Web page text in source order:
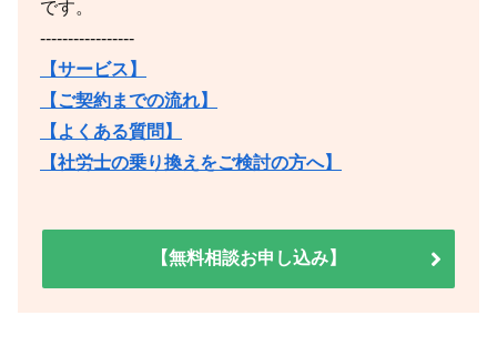
です。
-----------------
【サービス】
【ご契約までの流れ】
【よくある質問】
【社労士の乗り換えをご検討の方へ】
【無料相談お申し込み】